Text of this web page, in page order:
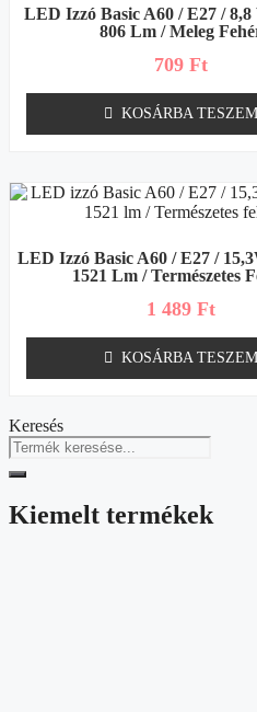
LED Izzó Basic A60 / E27 /
806 Lm / Meleg
709 Ft
KOSÁRBA TESZEM
LED Izzó Basic A60 / E27 /
1521 Lm / Természetes
1 489 Ft
KOSÁRBA TESZEM
Keresés
Kiemelt termékek